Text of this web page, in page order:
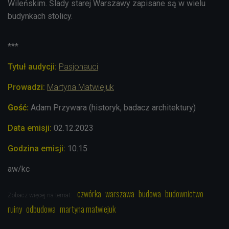
Wileńskim. Ślady starej Warszawy zapisane są w wielu
budynkach stolicy.
***
Tytuł audycji: Pasjonauci
Prowadzi: Martyna Matwiejuk
Gość: Adam Przywara (historyk, badacz architektury)
Data emisji: 02.12.2023
Godzina emisji: 10.15
aw/kc
Zobacz więcej na temat: czwórka warszawa budowa budownictwo
ruiny odbudowa martyna matwiejuk